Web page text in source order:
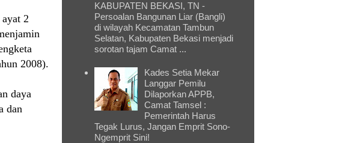
2
2008).
daya
dan
KABUPATEN BEKASI, TN -
Persoalan Bangunan Liar (Bangli)
di wilayah Kecamatan Tambun
Selatan, Kabupaten Bekasi menjadi
sorotan tajam Camat ...
Kades Setia Mekar
Langgar Pemilu
Dilaporkan APPB,
Camat Tamsel :
Pemerintah Harus
Tegak Lurus, Jangan Emprit Sono-
Ngemprit Sini!